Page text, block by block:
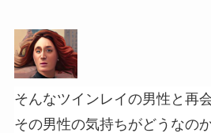
そんなツインレイの男性と再
その男性の気持ちがどうなの